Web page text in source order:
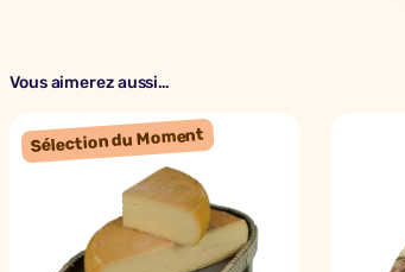
Vous aimerez aussi…